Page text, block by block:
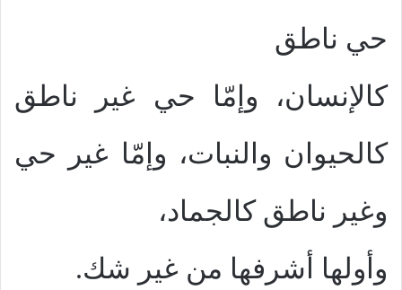
حي ناطق
كالإنسان، وإمّا حي غير ناطق
كالحيوان والنبات، وإمّا غير حي
وغير ناطق كالجماد،
وأولها أشرفها من غير شك.